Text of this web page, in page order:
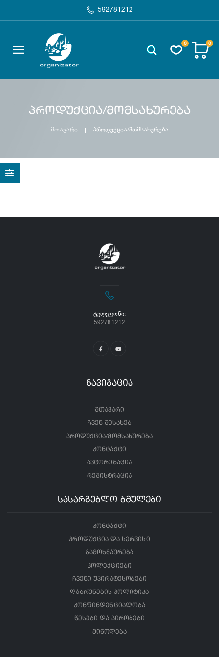
592781212
0 0
პროდუქცია/მომსახურება
მთავარი პროდუქცია/მომსახურება
ᲢᲔᲚᲔᲤᲝᲜᲘ:
592781212
ნავიგაცია
მთავარი
ჩვენ შესახებ
პროდუქცია/მომსახურება
კონტაქტი
ავტორიზაცია
რეგისტრაცია
სასარგებლო ბმულები
კონტაქტი
პროდუქცია და სერვისი
გამოხმაურება
კოლექციები
ჩვენი უპირატესობები
დაბრუნების პოლიტიკა
კონფინდენციალობა
წესები და პირობები
მიწოდება